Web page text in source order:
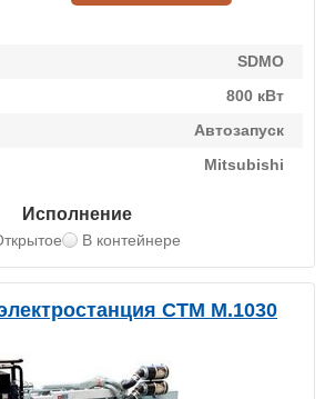
SDMO
800 кВт
Автозапуск
Mitsubishi
Исполнение
В контейнере
CTM M.1030